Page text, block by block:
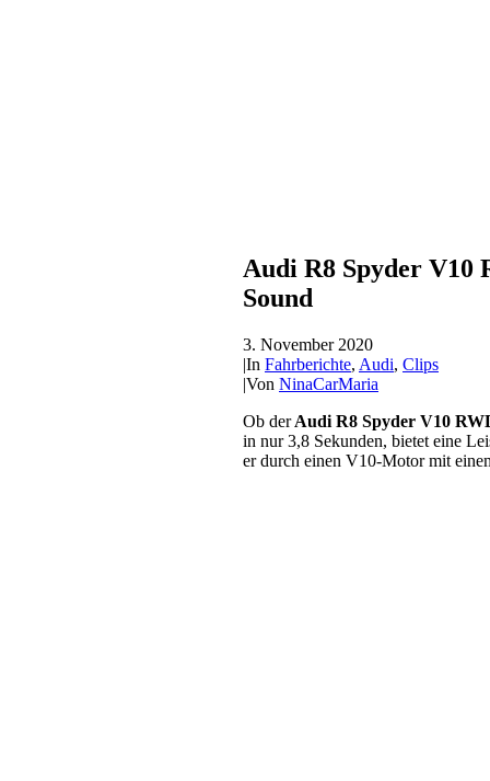
Audi R8 Spyder V10
Sound
3. November 2020
|In Fahrberichte, Audi, Clips
|Von NinaCarMaria
Ob derAudi R8 Spyder V10
in nur 3,8 Sekunden, bietet eine
er durch einen V10-Motor mit